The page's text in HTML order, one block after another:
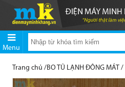
Menu
Trang chủ /BO TỦ LẠNH ĐÔNG MÁT /